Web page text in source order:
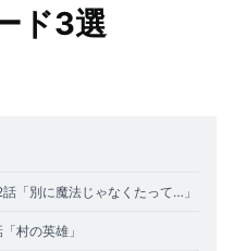
ド3選
別に魔法じゃなくたって…」
村の英雄」